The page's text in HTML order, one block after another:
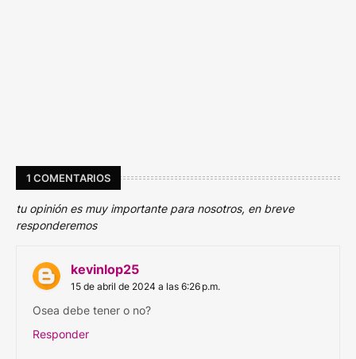
1 COMENTARIOS
tu opinión es muy importante para nosotros, en breve
responderemos
kevinlop25
15 de abril de 2024 a las 6:26 p.m.
Osea debe tener o no?
Responder